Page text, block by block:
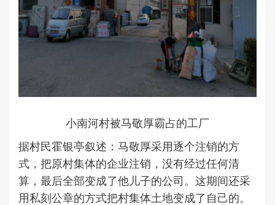
小南河村被马敬厚霸占的工厂
据村民霍银亭叙述：马敬厚采用逐个注销的方
式，把原村集体的企业注销，没有经过任何清
算，最后全部变成了他儿子的公司。这期间还采
用私刻公章的方式把村集体土地变成了自己的。